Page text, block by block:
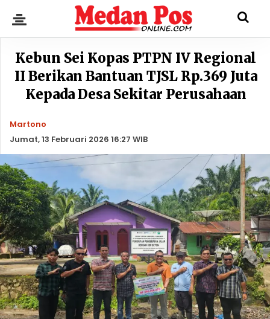
Kebun Sei Kopas PTPN IV Regional
II Berikan Bantuan TJSL Rp.369 Juta
Kepada Desa Sekitar Perusahaan
Martono
Jumat, 13 Februari 2026 16:27 WIB